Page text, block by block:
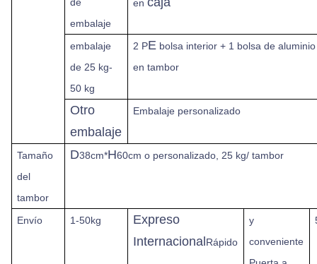
de
embalaje
en
embalaje
de 25 kg-
50 kg
2 PE bolsa interior + 1 bolsa de
en tambor
Otro
embalaje
Embalaje personalizado
Tamaño
del
tambor
D38cm*H60cm o personalizado, 25 kg/ tambor
Envío 1-50kg
Expreso
Internacional Rápido
y
conveniente